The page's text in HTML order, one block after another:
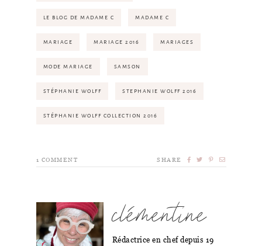
LE BLOG DE MADAME C MADAME C
MARIAGE MARIAGE 2016 MARIAGES
MODE MARIAGE SAMSON
STÉPHANIE WOLFF STEPHANIE WOLFF 2016
STÉPHANIE WOLFF COLLECTION 2016
1 COMMENT SHARE
clémentine
Rédactrice en chef depuis 19